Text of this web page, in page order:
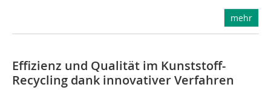
mehr
Effizienz und Qualität im Kunststoff-
Recycling dank innovativer Verfahren